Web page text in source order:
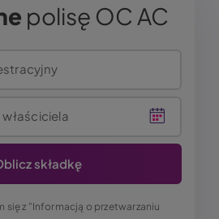
polisę OC AC
się z "Informacją o przetwarzaniu